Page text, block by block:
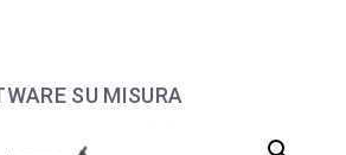
SU MISURA